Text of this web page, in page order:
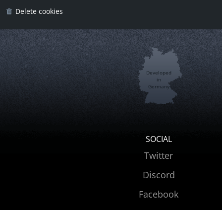
Delete cookies
Developed
in
Germany
SOCIAL
Twitter
Discord
Facebook